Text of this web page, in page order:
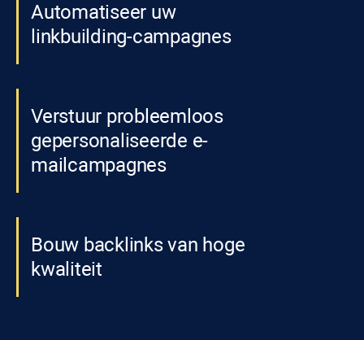
Automatiseer uw
linkbuilding-campagnes
Verstuur probleemloos
gepersonaliseerde e-
mailcampagnes
Bouw backlinks van hoge
kwaliteit